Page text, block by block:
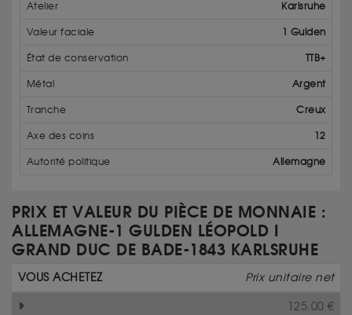
Atelier Karlsruhe
Valeur faciale 1 Gulden
État de conservation TTB+
Métal Argent
Tranche Creux
Axe des coins 12
Autorité politique Allemagne
PRIX ET VALEUR DU PIÈCE DE MONNAIE :
ALLEMAGNE-1 GULDEN LÉOPOLD I
GRAND DUC DE BADE-1843 KARLSRUHE
VOUS ACHETEZ Prix unitaire net
125.00 €